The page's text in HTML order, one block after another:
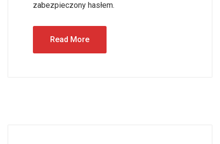
zabezpieczony hasłem.
Read More